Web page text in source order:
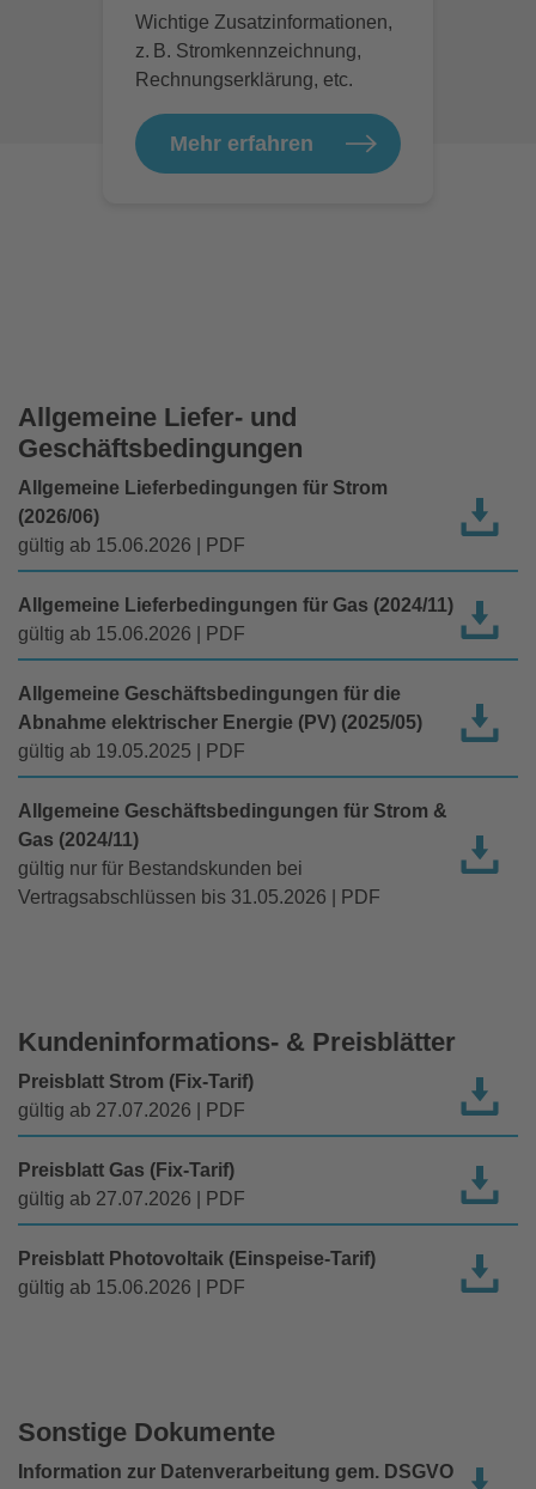
Wichtige Zusatzinformationen,
z. B. Stromkennzeichnung,
Rechnungserklärung, etc.
Mehr erfahren
Allgemeine Liefer- und
Geschäftsbedingungen
Allgemeine Lieferbedingungen für Strom
(2026/06)
gültig ab 15.06.2026 | PDF
Allgemeine Lieferbedingungen für Gas (2024/11)
gültig ab 15.06.2026 | PDF
Allgemeine Geschäftsbedingungen für die
Abnahme elektrischer Energie (PV) (2025/05)
gültig ab 19.05.2025 | PDF
Allgemeine Geschäftsbedingungen für Strom &
Gas (2024/11)
gültig nur für Bestandskunden bei
Vertragsabschlüssen bis 31.05.2026 | PDF
Kundeninformations- & Preisblätter
Preisblatt Strom (Fix-Tarif)
gültig ab 27.07.2026 | PDF
Preisblatt Gas (Fix-Tarif)
gültig ab 27.07.2026 | PDF
Preisblatt Photovoltaik (Einspeise-Tarif)
gültig ab 15.06.2026 | PDF
Sonstige Dokumente
Information zur Datenverarbeitung gem. DSGVO